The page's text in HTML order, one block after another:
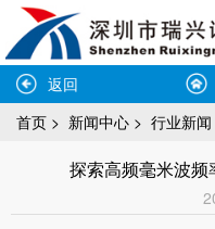
返回
首页 > 新闻中心 > 行业新闻
探索高频毫米波